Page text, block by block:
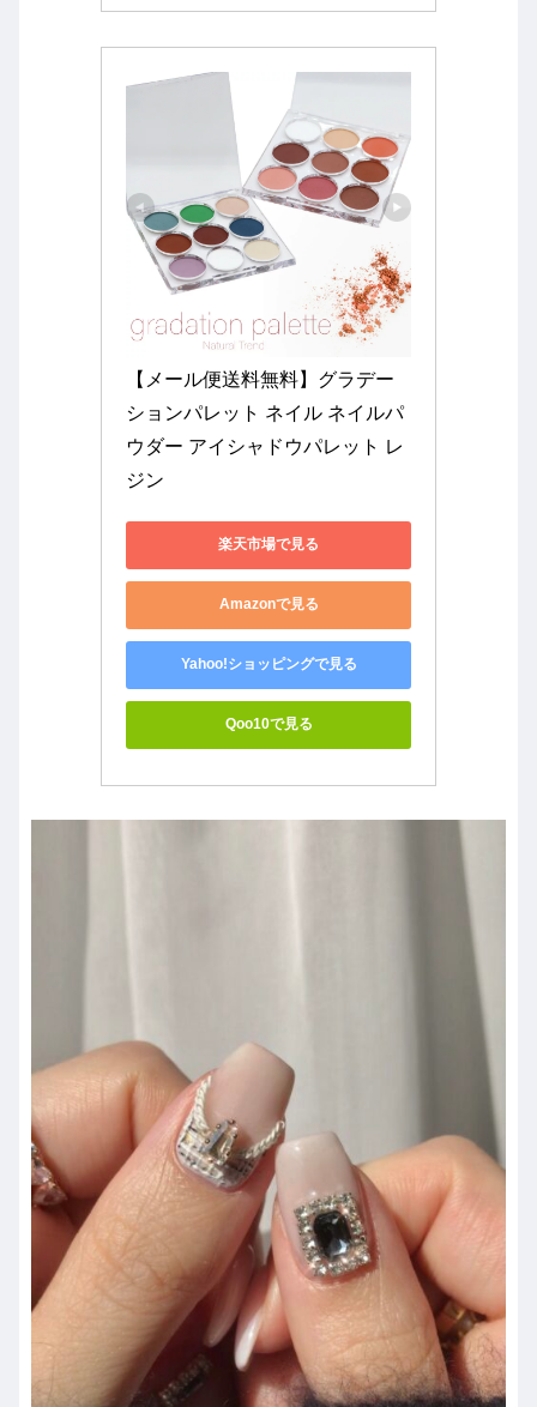
【メール便送料無料】グラデー
ションパレット ネイル ネイルパ
ウダー アイシャドウパレット レ
ジン
楽天市場で見る
Amazonで見る
Yahoo!ショッピングで見る
Qoo10で見る